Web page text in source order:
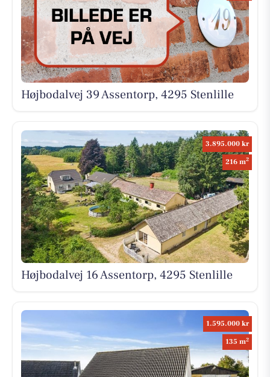
Højbodalvej 39 Assentorp, 4295 Stenlille
3.895.000 kr
216 m2
Højbodalvej 16 Assentorp, 4295 Stenlille
1.595.000 kr
135 m2